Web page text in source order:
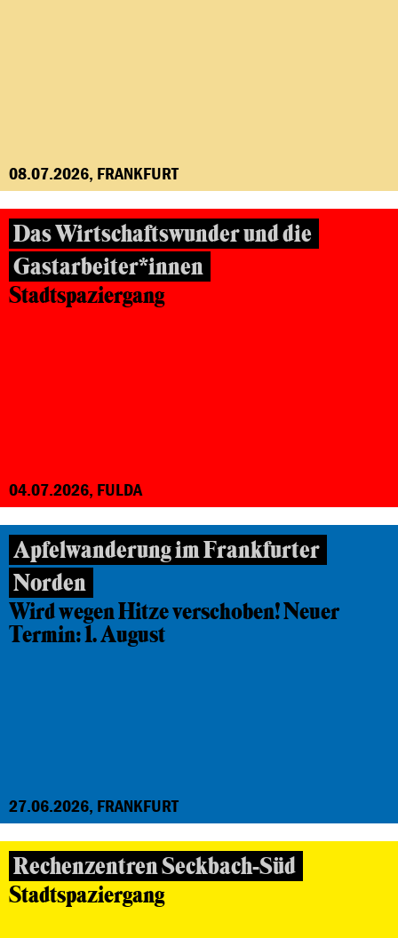
08.07.2026, FRANKFURT
Das Wirtschaftswunder und die
Gastarbeiter*innen
Stadtspaziergang
04.07.2026, FULDA
Apfelwanderung im Frankfurter
Norden
Wird wegen Hitze verschoben! Neuer
Termin: 1. August
27.06.2026, FRANKFURT
Rechenzentren Seckbach-Süd
Stadtspaziergang